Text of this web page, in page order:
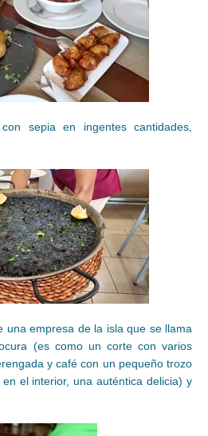
sepia en ingentes cantidades,
una empresa de la isla que se llama
(es como un corte con varios
y café con un pequeño trozo
el interior, una auténtica delicia) y